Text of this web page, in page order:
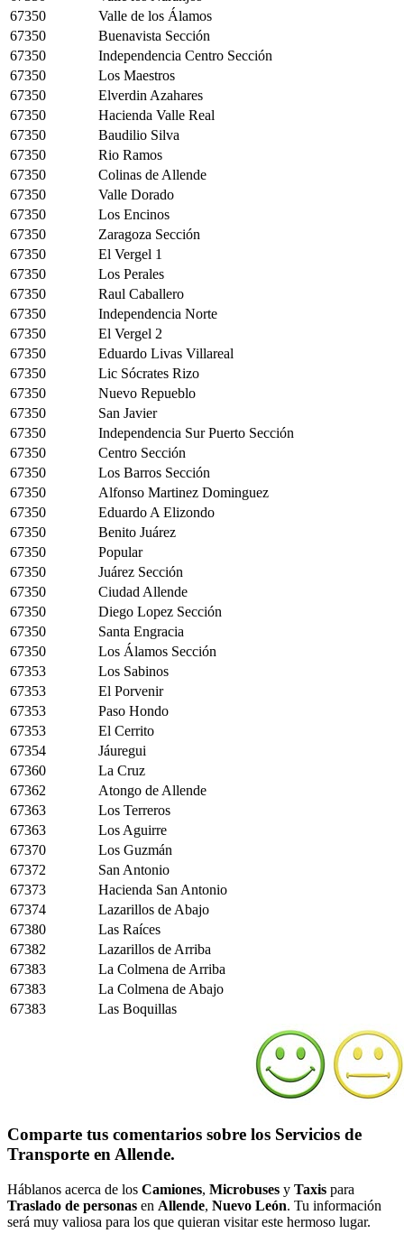
67350
Valle de los Álamos
67350
Buenavista Sección
67350
Independencia Centro Sección
67350
Los Maestros
67350
Elverdin Azahares
67350
Hacienda Valle Real
67350
Baudilio Silva
67350
Rio Ramos
67350
Colinas de Allende
67350
Valle Dorado
67350
Los Encinos
67350
Zaragoza Sección
67350
El Vergel 1
67350
Los Perales
67350
Raul Caballero
67350
Independencia Norte
67350
El Vergel 2
67350
Eduardo Livas Villareal
67350
Lic Sócrates Rizo
67350
Nuevo Repueblo
67350
San Javier
67350
Independencia Sur Puerto Sección
67350
Centro Sección
67350
Los Barros Sección
67350
Alfonso Martinez Dominguez
67350
Eduardo A Elizondo
67350
Benito Juárez
67350
Popular
67350
Juárez Sección
67350
Ciudad Allende
67350
Diego Lopez Sección
67350
Santa Engracia
67350
Los Álamos Sección
67353
Los Sabinos
67353
El Porvenir
67353
Paso Hondo
67353
El Cerrito
67354
Jáuregui
67360
La Cruz
67362
Atongo de Allende
67363
Los Terreros
67363
Los Aguirre
67370
Los Guzmán
67372
San Antonio
67373
Hacienda San Antonio
67374
Lazarillos de Abajo
67380
Las Raíces
67382
Lazarillos de Arriba
67383
La Colmena de Arriba
67383
La Colmena de Abajo
67383
Las Boquillas
Comparte tus comentarios sobre los Servicios de
Transporte en Allende.
Háblanos acerca de los Camiones, Microbuses y Taxis para
Traslado de personas en Allende, Nuevo León. Tu información
será muy valiosa para los que quieran visitar este hermoso lugar.